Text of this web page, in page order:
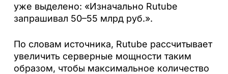
уже выделено: «Изначально Rutube
запрашивал 50–55 млрд руб.».
По словам источника, Rutube рассчитывает
увеличить серверные мощности таким
образом, чтобы максимальное количество